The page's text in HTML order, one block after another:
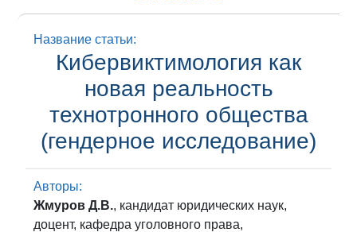
Название статьи:
Кибервиктимология как
новая реальность
технотронного общества
(гендерное исследование)
Авторы:
Жмуров Д.В., кандидат юридических наук,
доцент, кафедра уголовного права,